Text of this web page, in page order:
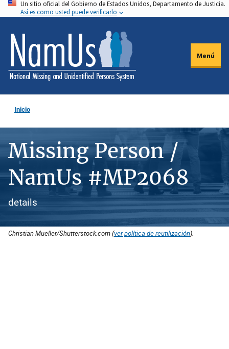
Pasar
al
contenido
principal
Un sitio oficial del Gobierno de Estados Unidos, Departamento de Justicia.
Así es como usted puede verificarlo
Menú
Inicio
Missing Person /
NamUs #MP2068
details
Christian Mueller/Shutterstock.com (ver política de reutilización).